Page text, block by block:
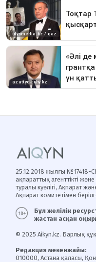
25.12.2018 жылғы №17418-
ақпараттық агенттікті
туралы куәлігі, Ақпарат
Ақпарат комитетімен
Бұл желілік
жастан асқан
© 2025 Aikyn.kz. Барлық
Редакция мекенжайы:
010000, Астана қаласы,